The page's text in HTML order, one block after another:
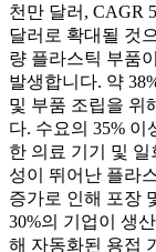
천만 달러, CAGR
달러로 확대될 것
량 플라스틱 부품
발생합니다. 약
및 부품 조립을 위
다. 수요의 35%
한 의료 기기 및
성이 뛰어난 플라
증가로 인해 포장
30%의 기업이 생
해 자동화된 용접